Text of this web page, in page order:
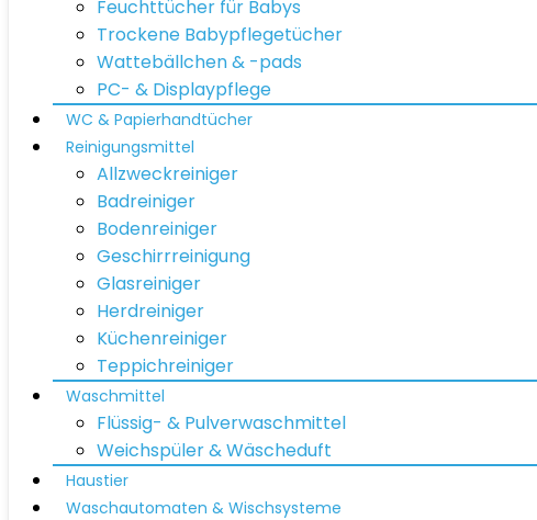
Feuchttücher für Babys
Trockene Babypflegetücher
Wattebällchen & -pads
PC- & Displaypflege
WC & Papierhandtücher
Reinigungsmittel
Allzweckreiniger
Badreiniger
Bodenreiniger
Geschirrreinigung
Glasreiniger
Herdreiniger
Küchenreiniger
Teppichreiniger
Waschmittel
Flüssig- & Pulverwaschmittel
Weichspüler & Wäscheduft
Haustier
Waschautomaten & Wischsysteme